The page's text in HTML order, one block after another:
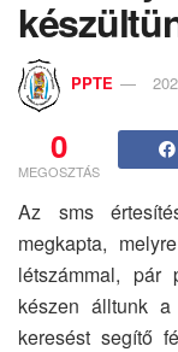
PPTE
0
MEGOSZTÁS
Az sms
megkapta,
létszámmal, pár
készen álltunk
keresést segítő